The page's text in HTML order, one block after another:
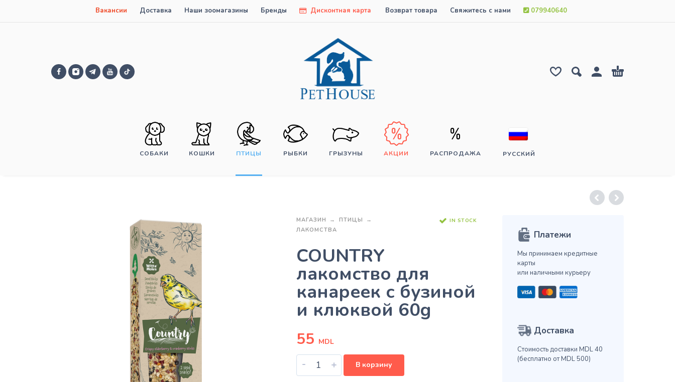
Вакансии Доставка Наши зоомагазины Бренды Дисконтная карта Возврат товара Свяжитесь с нами 079940640
СОБАКИ КОШКИ ПТИЦЫ РЫБКИ ГРЫЗУНЫ АКЦИИ РАСПРОДАЖА РУССКИЙ
МАГАЗИН
ПТИЦЫ
ЛАКОМСТВА
IN STOCK
COUNTRY
лакомство для
канареек с бузиной
и клюквой 60g
55 MDL
- + В корзину
Платежи
Мы принимаем кредитные
карты
или наличными курьеру
Доставка
Стоимость доставки MDL 40
(бесплатно от MDL 500)